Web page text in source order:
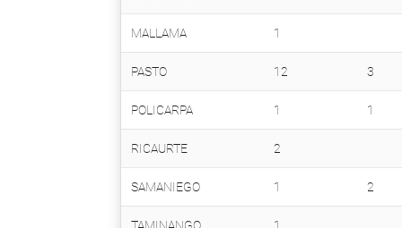
MALLAMA 1
PASTO 12 3
POLICARPA 1 1
RICAURTE 2
SAMANIEGO 1 2
TAMINANGO 1